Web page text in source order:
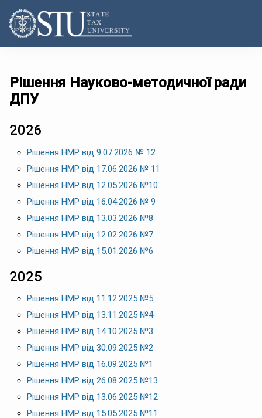
Рішення Науково-методичної ради
ДПУ
2026
Рішення НМР від 9.07.2026 № 12
Рішення НМР від 17.06.2026 № 11
Рішення НМР від 12.05.2026 №10
Рішення НМР від 16.04.2026 № 9
Рішення НМР від 13.03.2026 №8
Рішення НМР від 12.02.2026 №7
Рішення НМР від 15.01.2026 №6
2025
Рішення НМР від 11.12.2025 №5
Рішення НМР від 13.11.2025 №4
Рішення НМР від 14.10.2025 №3
Рішення НМР від 30.09.2025 №2
Рішення НМР від 16.09.2025 №1
Рішення НМР від 26.08.2025 №13
Рішення НМР від 13.06.2025 №12
Рішення НМР від 15.05.2025 №11